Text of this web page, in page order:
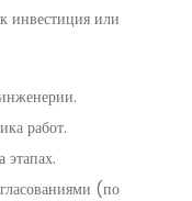
инвестиция или
работ.
этапах.
(по